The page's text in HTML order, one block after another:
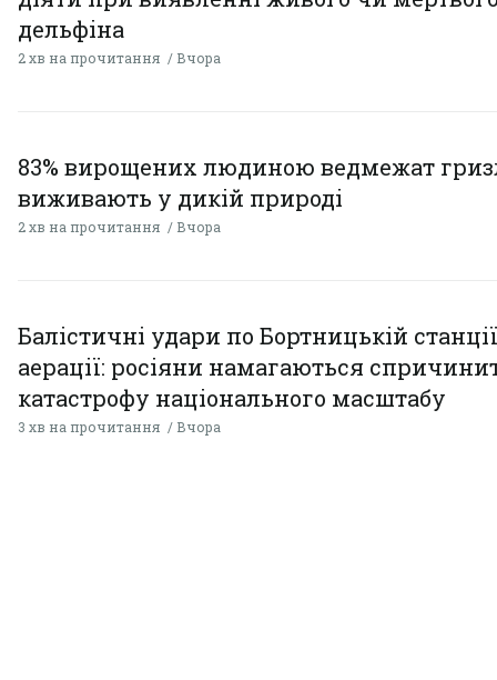
дельфіна
2 хв на прочитання Вчора
83% вирощених людиною ведмежат
виживають у дикій природі
2 хв на прочитання Вчора
Балістичні удари по Бортницькій станції
аерації: росіяни намагаються
катастрофу національного масштабу
3 хв на прочитання Вчора